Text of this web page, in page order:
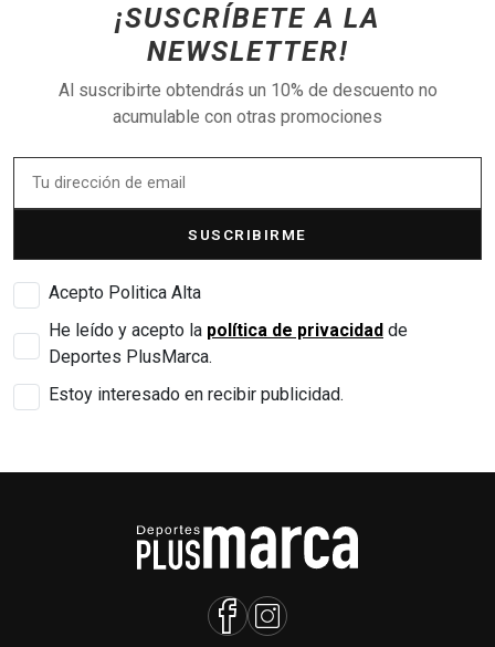
¡SUSCRÍBETE A LA
NEWSLETTER!
Al suscribirte obtendrás un 10% de descuento no
acumulable con otras promociones
SUSCRIBIRME
Acepto Politica Alta
He leído y acepto la política de privacidad de
Deportes PlusMarca.
Estoy interesado en recibir publicidad.